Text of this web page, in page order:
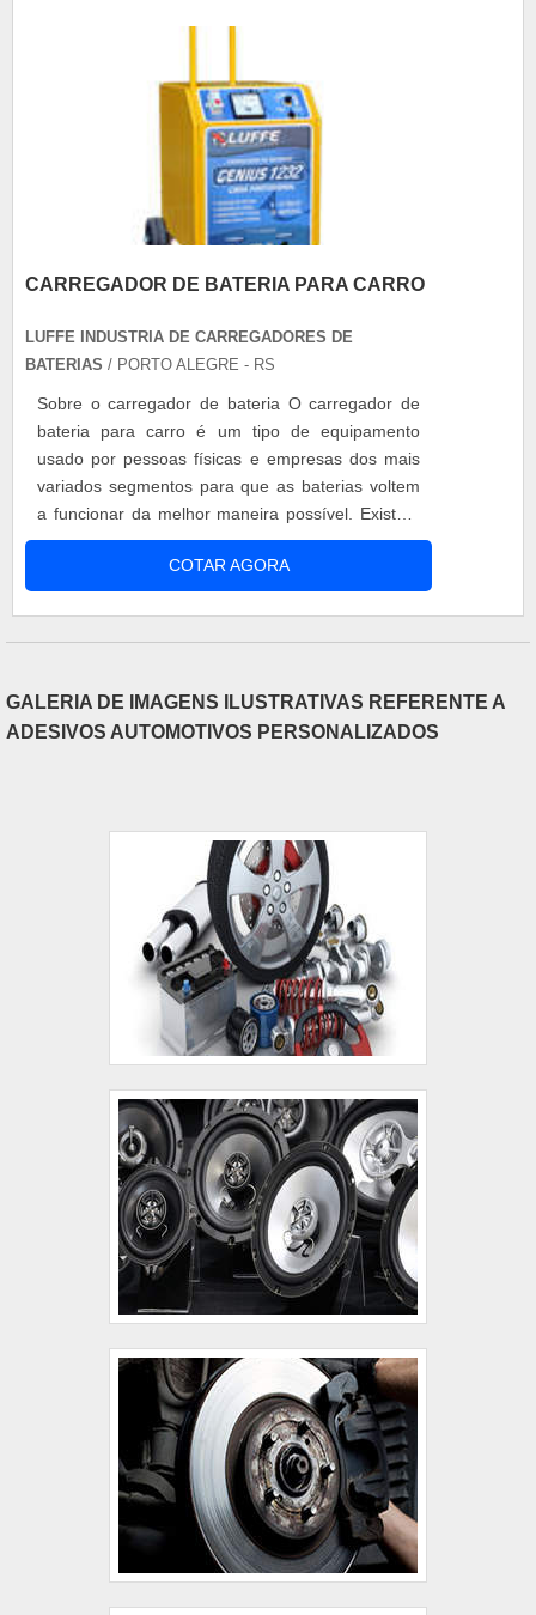
CARREGADOR DE BATERIA PARA CARRO
LUFFE INDUSTRIA DE CARREGADORES DE
BATERIAS / PORTO ALEGRE - RS
Sobre o carregador de bateria O carregador de
bateria para carro é um tipo de equipamento
usado por pessoas físicas e empresas dos mais
variados segmentos para que as baterias voltem
a funcionar da melhor maneira possível. Existem
diversos modelos de carregador de bateria em
várias potências e para diversas aplicações,
auxiliando na economia, pois não será necessário
COTAR AGORA
GALERIA DE IMAGENS ILUSTRATIVAS REFERENTE A
ADESIVOS AUTOMOTIVOS PERSONALIZADOS